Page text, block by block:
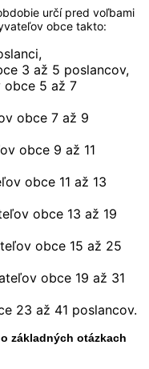
určí pred voľbami
obce takto:
3 až 5 poslancov,
obce 5 až 7
obce 7 až 9
obce 9 až 11
obce 11 až 13
obce 13 až 19
obce 15 až 25
obce 19 až 31
23 až 41 poslancov.
základných otázkach